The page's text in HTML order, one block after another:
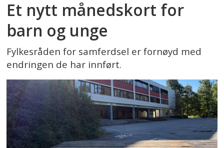
Et nytt månedskort for
barn og unge
Fylkesråden for samferdsel er fornøyd med
endringen de har innført.